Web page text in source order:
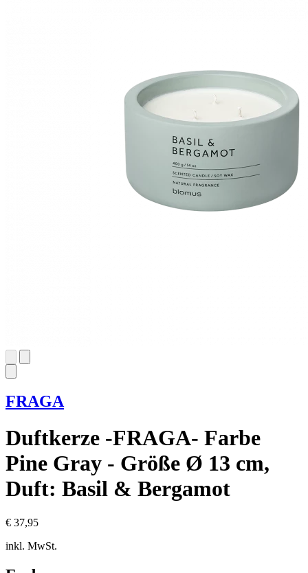
FRAGA
Duftkerze -FRAGA- Farbe
Pine Gray - Größe Ø 13 cm,
Duft: Basil & Bergamot
€ 37,95
inkl. MwSt.